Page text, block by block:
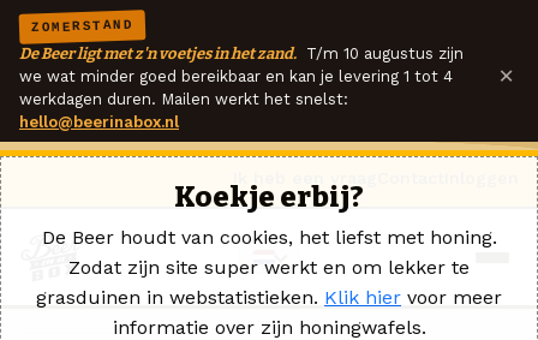
ZOMERSTAND
De Beer ligt met z'n voetjes in het zand. T/m 10 augustus zijn
we wat minder goed bereikbaar en kan je levering 1 tot 4
werkdagen duren. Mailen werkt het snelst:
hello@beerinabox.nl
×
Koekje erbij?
De Beer houdt van cookies, het liefst met honing.
Zodat zijn site super werkt en om lekker te
grasduinen in webstatistieken. Klik hier voor meer
informatie over zijn honingwafels.